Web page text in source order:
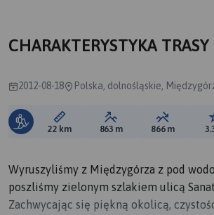
CHARAKTERYSTYKA TRASY
2012-08-18 Polska, dolnośląskie,
Długość trasy:
22 km Suma przewyższeń:
863 m Suma
866 m
Wyruszyliśmy z Międzygórza z pod
poszliśmy zielonym szlakiem ulicą
Zachwycając się piękną okolicą,